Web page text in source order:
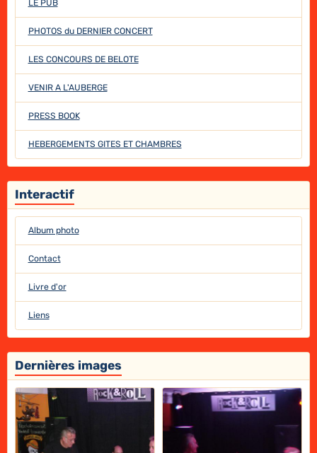
LE PUB
PHOTOS du DERNIER CONCERT
LES CONCOURS DE BELOTE
VENIR A L'AUBERGE
PRESS BOOK
HEBERGEMENTS GITES ET CHAMBRES
Interactif
Album photo
Contact
Livre d'or
Liens
Dernières images